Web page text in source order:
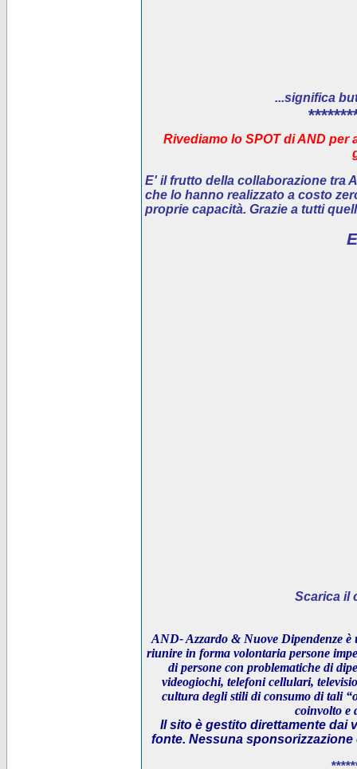
...significa
Rivediamo lo SPOT di AND
E' ilfrutto della collaborazione tra
che lo hanno realizzato a costo
proprie capacità. Grazie a tutti
Scarica il
AND- Azzardo & Nuove Dipendenze è
riunire in forma volontaria persone
di persone con problematiche di
videogiochi, telefoni cellulari,
cultura degli stili di consumo di tali
coinvolto e
Il sito è gestito direttamente dai
fonte. Nessuna